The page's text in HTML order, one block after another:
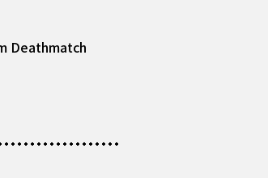
Deathmatch